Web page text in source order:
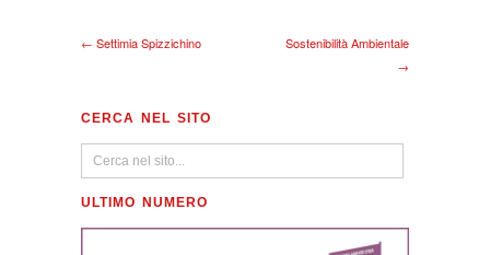
← Settimia Spizzichino
Sostenibilità Ambientale
→
CERCA NEL SITO
ULTIMO NUMERO